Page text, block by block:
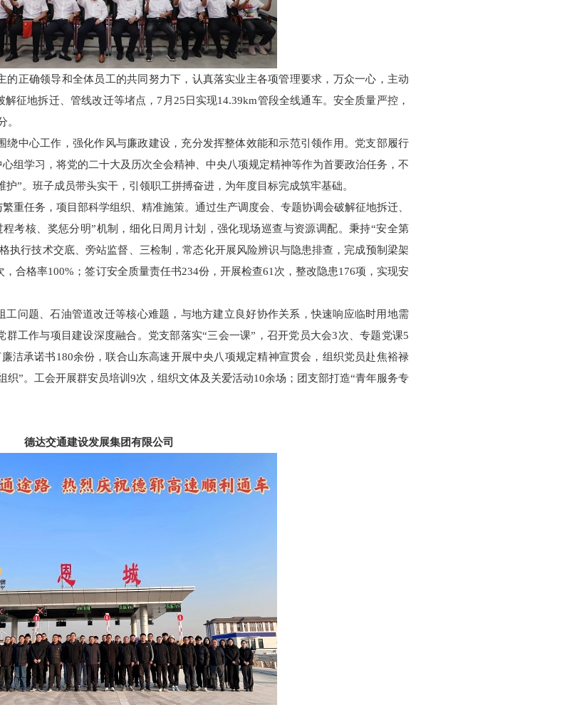
的正确领导和全体员工的共同努力下，认真落实业主各项管理要求，万众一心，主动
征地拆迁、管线改迁等堵点，7月25日实现14.39km管段全线通车。安全质量严控，
。
绕中心工作，强化作风与廉政建设，充分发挥整体效能和示范引领作用。党支部履行
组学习，将党的二十大及历次全会精神、中央八项规定精神等作为首要政治任务，不
”。班子成员带头实干，引领职工拼搏奋进，为年度目标完成筑牢基础。
重任务，项目部科学组织、精准施策。通过生产调度会、专题协调会破解征地拆迁、
考核、奖惩分明”机制，细化日周月计划，强化现场巡查与资源调配。秉持“安全第
执行技术交底、旁站监督、三检制，常态化开展风险辨识与隐患排查，完成预制梁架
合格率100%；签订安全质量责任书234份，开展检查61次，整改隐患176项，实现安
问题、石油管道改迁等核心难题，与地方建立良好协作关系，快速响应临时用地需
工作与项目建设深度融合。党支部落实“三会一课”，召开党员大会3次、专题党课5
洁承诺书180余份，联合山东高速开展中央八项规定精神宣贯会，组织党员赴焦裕禄
”。工会开展群安员培训9次，组织文体及关爱活动10余场；团支部打造“青年服务专
德达交通建设发展集团有限公司